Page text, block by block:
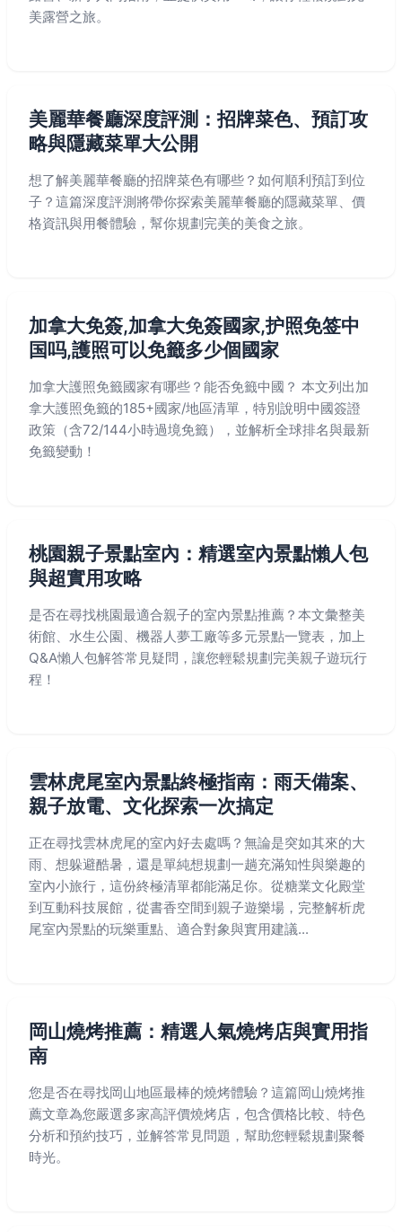
美露營之旅。
美麗華餐廳深度評測：招牌菜色、預訂攻
略與隱藏菜單大公開
想了解美麗華餐廳的招牌菜色有哪些？如何順利預訂到位
子？這篇深度評測將帶你探索美麗華餐廳的隱藏菜單、價
格資訊與用餐體驗，幫你規劃完美的美食之旅。
加拿大免簽,加拿大免簽國家,护照免签中
国吗,護照可以免籤多少個國家
加拿大護照免籤國家有哪些？能否免籤中國？ 本文列出加
拿大護照免籤的185+國家/地區清單，特別說明中國簽證
政策（含72/144小時過境免籤），並解析全球排名與最新
免籤變動！
桃園親子景點室內：精選室內景點懶人包
與超實用攻略
是否在尋找桃園最適合親子的室內景點推薦？本文彙整美
術館、水生公園、機器人夢工廠等多元景點一覽表，加上
Q&A懶人包解答常見疑問，讓您輕鬆規劃完美親子遊玩行
程！
雲林虎尾室內景點終極指南：雨天備案、
親子放電、文化探索一次搞定
正在尋找雲林虎尾的室內好去處嗎？無論是突如其來的大
雨、想躲避酷暑，還是單純想規劃一趟充滿知性與樂趣的
室內小旅行，這份終極清單都能滿足你。從糖業文化殿堂
到互動科技展館，從書香空間到親子遊樂場，完整解析虎
尾室內景點的玩樂重點、適合對象與實用建議...
岡山燒烤推薦：精選人氣燒烤店與實用指
南
您是否在尋找岡山地區最棒的燒烤體驗？這篇岡山燒烤推
薦文章為您嚴選多家高評價燒烤店，包含價格比較、特色
分析和預約技巧，並解答常見問題，幫助您輕鬆規劃聚餐
時光。